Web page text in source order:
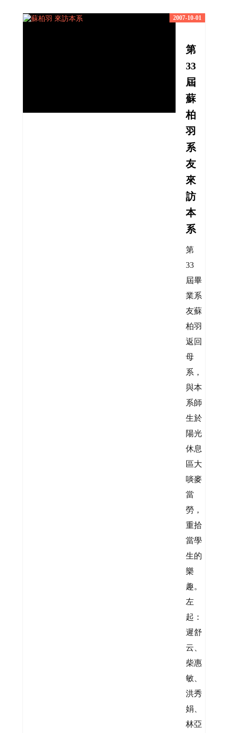
2007-10-01
第
33
屆
蘇
柏
羽
系
友
來
訪
本
系
第
33
屆畢
業系
友蘇
柏羽
返回
母
系，
與本
系師
生於
陽光
休息
區大
啖麥
當
勞，
重拾
當學
生的
樂
趣。
左
起：
遲舒
云、
柴惠
敏、
洪秀
娟、
林亞